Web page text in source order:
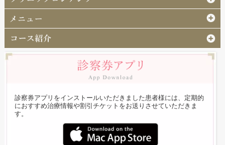
診察券アプリをインストールいただきました患者様には、定期的
におすすめ治療情報や割引チケットをお送りさせていただきま
す。